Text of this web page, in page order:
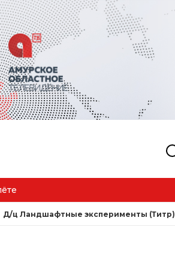
Д/ц Ландшафтные эксперименты (Титр)